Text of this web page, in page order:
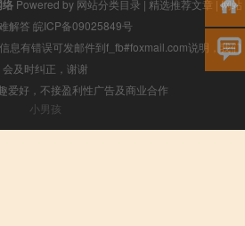
络 Powered by 网站分类目录 | 精选推荐文章 |网站
解答 皖ICP备09025849号
息有错误可发邮件到f_fb#foxmail.com说明，我们
会及时纠正，谢谢
爱好，不接盈利性广告及商业合作
小男孩